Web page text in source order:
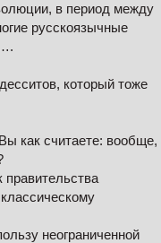
в период между
русскоязычные
который тоже
как считаете: вообще,
неограниченной